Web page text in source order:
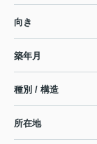
向き
築年月
種別 / 構造
所在地